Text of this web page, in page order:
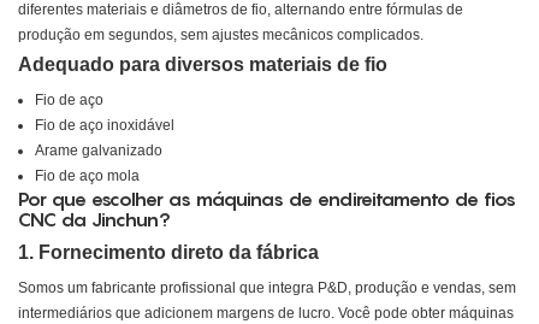
diferentes materiais e diâmetros de fio, alternando entre fórmulas de
produção em segundos, sem ajustes mecânicos complicados.
Adequado para diversos materiais de fio
Fio de aço
Fio de aço inoxidável
Arame galvanizado
Fio de aço mola
Por que escolher as máquinas de endireitamento de fios
CNC da Jinchun?
1. Fornecimento direto da fábrica
Somos um fabricante profissional que integra P&D, produção e vendas, sem
intermediários que adicionem margens de lucro. Você pode obter máquinas